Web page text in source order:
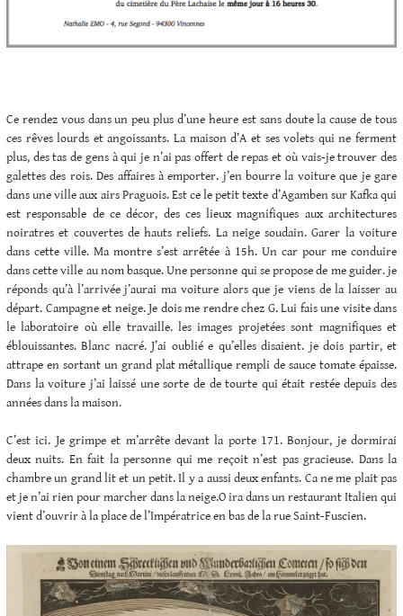
Ce rendez vous dans un peu plus d’une heure est sans doute la cause de tous
ces rêves lourds et angoissants. La maison d’A et ses volets qui ne ferment
plus, des tas de gens à qui je n’ai pas offert de repas et où vais-je trouver des
galettes des rois. Des affaires à emporter. j’en bourre la voiture que je gare
dans une ville aux airs Praguois. Est ce le petit texte d’Agamben sur Kafka qui
est responsable de ce décor, des ces lieux magnifiques aux architectures
noiratres et couvertes de hauts reliefs. La neige soudain. Garer la voiture
dans cette ville. Ma montre s’est arrêtée à 15h. Un car pour me conduire
dans cette ville au nom basque. Une personne qui se propose de me guider. je
réponds qu’à l’arrivée j’aurai ma voiture alors que je viens de la laisser au
départ. Campagne et neige. Je dois me rendre chez G. Lui fais une visite dans
le laboratoire où elle travaille. les images projetées sont magnifiques et
éblouissantes. Blanc nacré. J’ai oublié e qu’elles disaient. je dois partir, et
attrape en sortant un grand plat métallique rempli de sauce tomate épaisse.
Dans la voiture j’ai laissé une sorte de de tourte qui était restée depuis des
années dans la maison.
C’est ici. Je grimpe et m’arrête devant la porte 171. Bonjour, je dormirai
deux nuits. En fait la personne qui me reçoit n’est pas gracieuse. Dans la
chambre un grand lit et un petit. Il y a aussi deux enfants. Ca ne me plait pas
et je n’ai rien pour marcher dans la neige.O ira dans un restaurant Italien qui
vient d’ouvrir à la place de l’Impératrice en bas de la rue Saint-Fuscien.